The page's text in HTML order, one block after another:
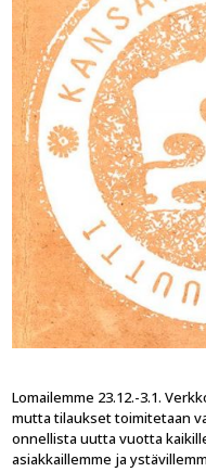
Lomailemme 23.12.-3.1.
mutta tilaukset toimitetaan
onnellista uutta vuotta
asiakkaillemme ja